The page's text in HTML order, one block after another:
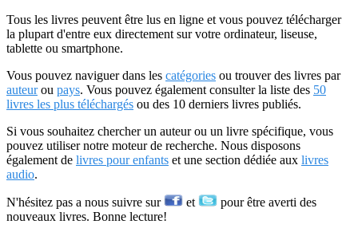
Tous les livres peuvent être lus en ligne et vous pouvez télécharger
la plupart d'entre eux directement sur votre ordinateur, liseuse,
tablette ou smartphone.
Vous pouvez naviguer dans les catégories ou trouver des livres par
auteurou pays. Vous pouvez également consulter la liste des 50
livres les plus téléchargés ou des 10 derniers livres publiés.
Si vous souhaitez chercher un auteur ou un livre spécifique, vous
pouvez utiliser notre moteur de recherche. Nous disposons
également de livres pour enfants et une section dédiée aux livres
audio.
N'hésitez pas a nous suivre sur et
pour être averti des
nouveaux livres. Bonne lecture!